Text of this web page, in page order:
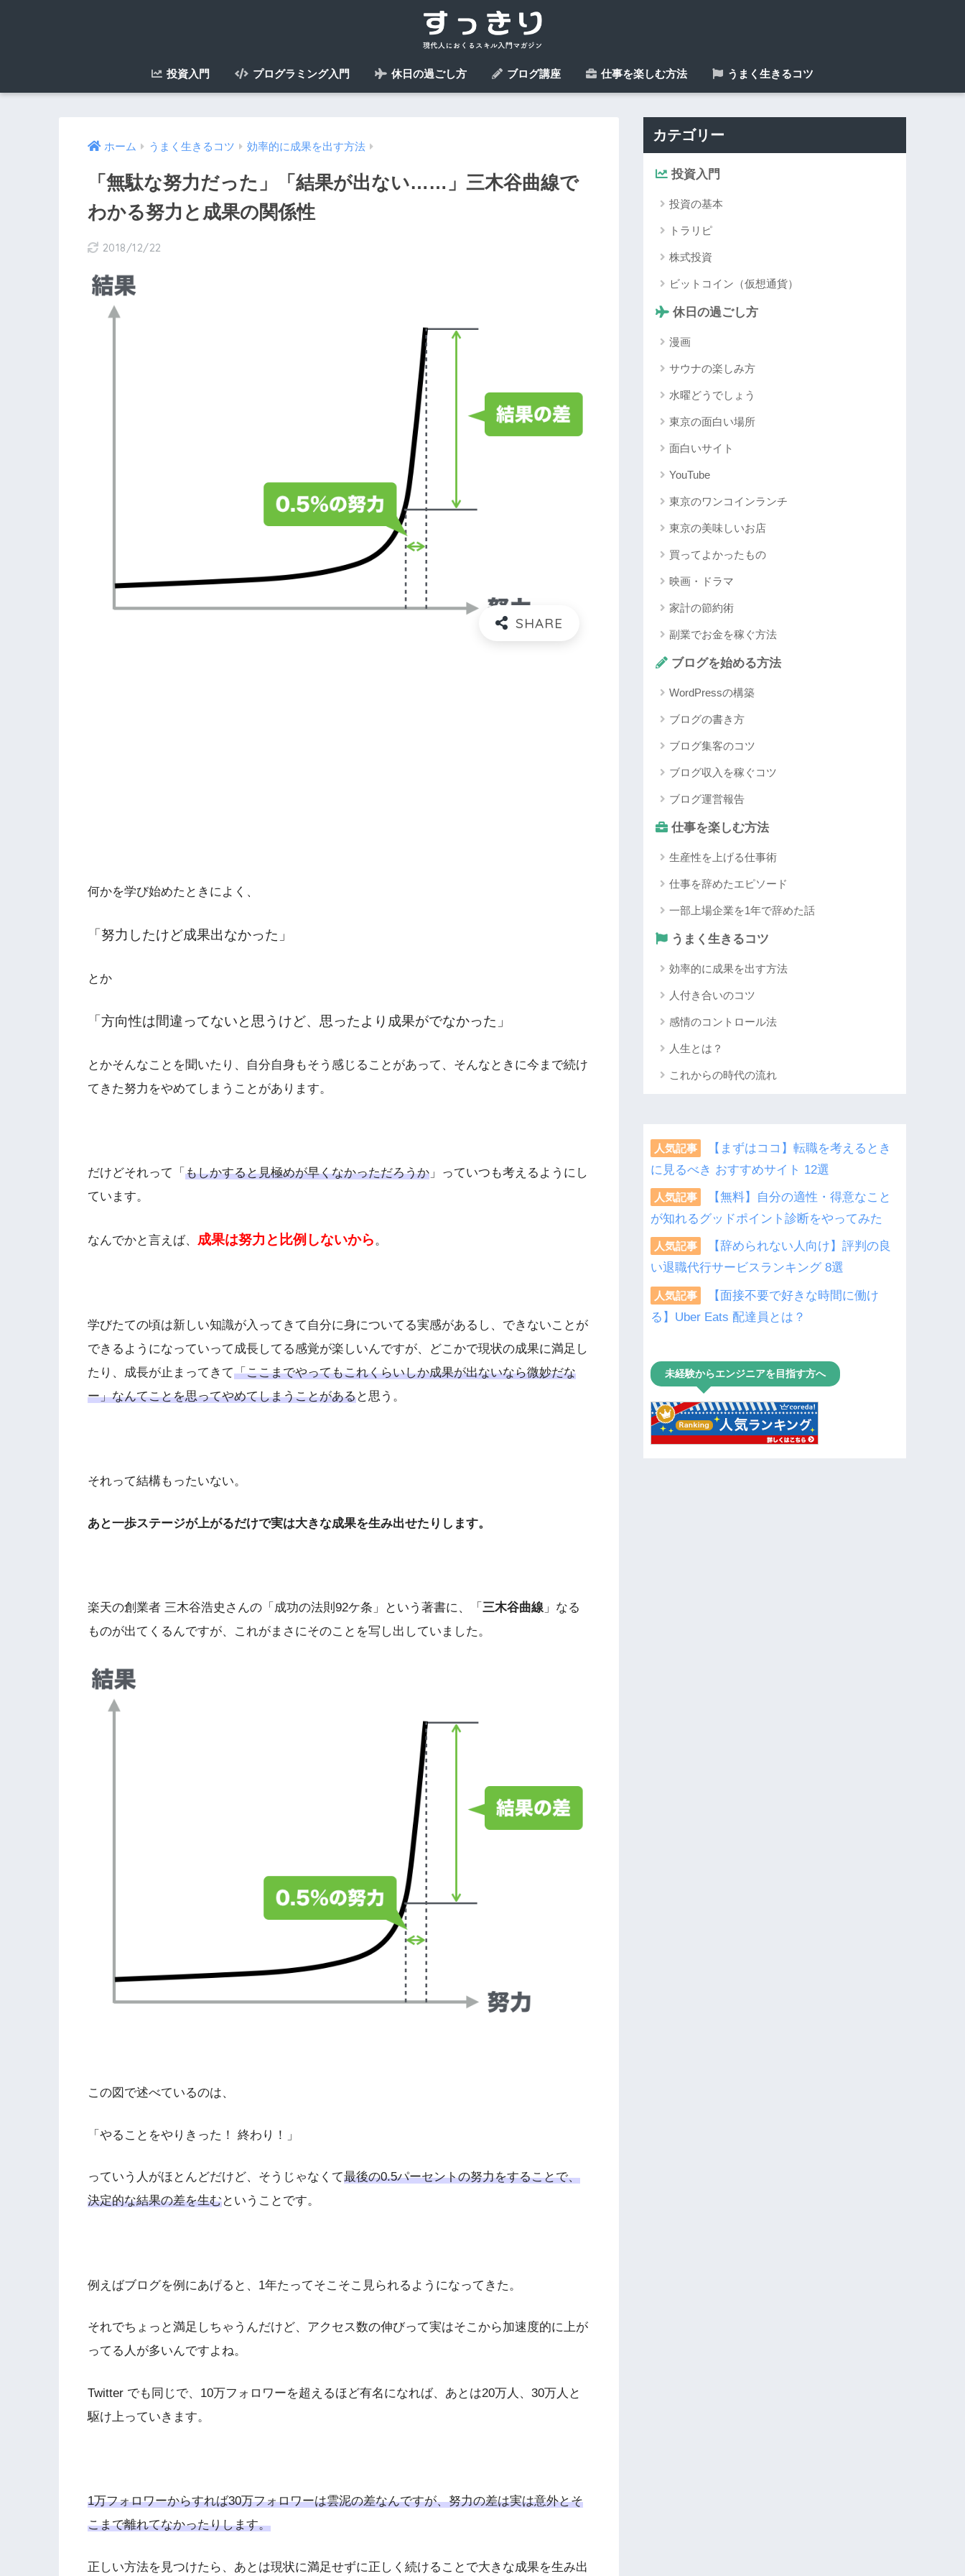
投資入門 プログラミング入門 休日の過ごし方 ブログ講座 仕事を楽しむ方法 うまく生きるコツ
ホーム うまく生きるコツ 効率的に成果を出す方法
「無駄な努力だった」「結果が出ない……」三木谷曲線で
わかる努力と成果の関係性
2018/12/22
何かを学び始めたときによく、
「努力したけど成果出なかった」
とか
「方向性は間違ってないと思うけど、思ったより成果がでなかった」
とかそんなことを聞いたり、自分自身もそう感じることがあって、そんなときに今まで続け
てきた努力をやめてしまうことがあります。
だけどそれって「 もしかすると見極めが早くなかっただろうか 」っていつも考えるようにし
ています。
なんでかと言えば、 成果は努力と比例しないから。
学びたての頃は新しい知識が入ってきて自分に身についてる実感があるし、できないことが
できるようになっていって成長してる感覚が楽しいんですが、どこかで現状の成果に満足し
たり、成長が止まってきて「ここまでやってもこれくらいしか成果が出ないなら微妙だな
ー」なんてことを思ってやめてしまうことがあると思う。
それって結構もったいない。
あと一歩ステージが上がるだけで実は大きな成果を生み出せたりします。
楽天の創業者 三木谷浩史さんの「成功の法則92ケ条」という著書に、「 三木谷曲線 」なる
ものが出てくるんですが、これがまさにそのことを写し出していました。
この図で述べているのは、
「やることをやりきった！ 終わり！」
っていう人がほとんどだけど、そうじゃなくて最後の0.5パーセントの努力をすることで、
決定的な結果の差を生むということです。
例えばブログを例にあげると、1年たってそこそこ見られるようになってきた。
それでちょっと満足しちゃうんだけど、アクセス数の伸びって実はそこから加速度的に上が
ってる人が多いんですよね。
Twitter でも同じで、10万フォロワーを超えるほど有名になれば、あとは20万人、30万人と
駆け上っていきます。
1万フォロワーからすれば30万フォロワーは雲泥の差なんですが、努力の差は実は意外とそ
こまで離れてなかったりします。
正しい方法を見つけたら、あとは現状に満足せずに正しく続けることで大きな成果を生み出
カテゴリー
投資入門
投資の基本
トラリピ
株式投資
ビットコイン（仮想通貨）
休日の過ごし方
漫画
サウナの楽しみ方
水曜どうでしょう
東京の面白い場所
面白いサイト
YouTube
東京のワンコインランチ
東京の美味しいお店
買ってよかったもの
映画・ドラマ
家計の節約術
副業でお金を稼ぐ方法
ブログを始める方法
WordPressの構築
ブログの書き方
ブログ集客のコツ
ブログ収入を稼ぐコツ
ブログ運営報告
仕事を楽しむ方法
生産性を上げる仕事術
仕事を辞めたエピソード
一部上場企業を1年で辞めた話
うまく生きるコツ
効率的に成果を出す方法
人付き合いのコツ
感情のコントロール法
人生とは？
これからの時代の流れ
人気記事
【まずはココ】転職を考えるとき
に見るべき おすすめサイト 12選
人気記事
【無料】自分の適性・得意なこと
が知れるグッドポイント診断をやってみた
人気記事
【辞められない人向け】評判の良
い退職代行サービスランキング 8選
人気記事
【面接不要で好きな時間に働け
る】Uber Eats 配達員とは？
未経験からエンジニアを目指す方へ